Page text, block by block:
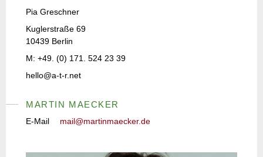
Pia Greschner
Kuglerstraße 69
10439 Berlin
M: +49. (0) 171. 524 23 39
hello@a-t-r.net
MARTIN MAECKER
E-Mail mail@martinmaecker.de